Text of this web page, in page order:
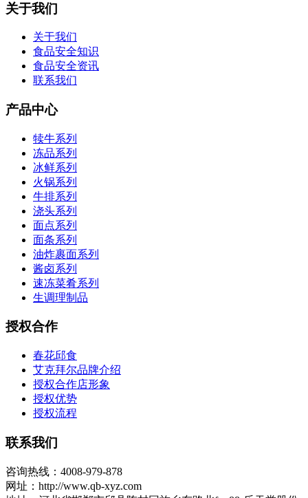
关于我们
关于我们
食品安全知识
食品安全资讯
联系我们
产品中心
犊牛系列
冻品系列
冰鲜系列
火锅系列
牛排系列
浇头系列
面点系列
面条系列
油炸裹面系列
酱卤系列
速冻菜肴系列
生调理制品
授权合作
春花邱食
艾克拜尔品牌介绍
授权合作店形象
授权优势
授权流程
联系我们
咨询热线：4008-979-878
网址：http://www.qb-xyz.com